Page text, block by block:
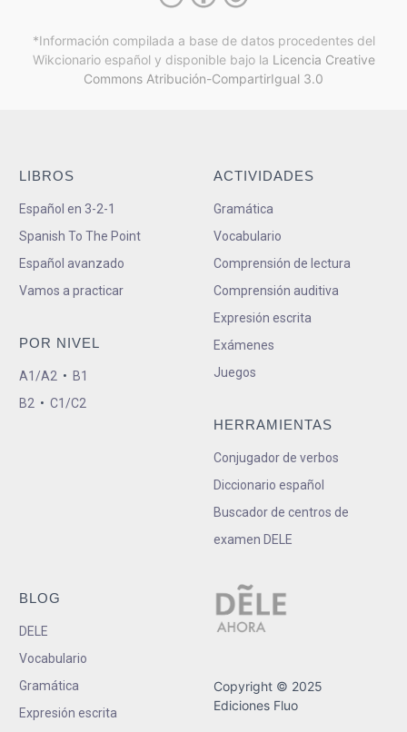
*Información compilada a base de datos procedentes del
Wikcionario español y disponible bajo la Licencia Creative
Commons Atribución-CompartirIgual 3.0
LIBROS
Español en 3-2-1
Spanish To The Point
Español avanzado
Vamos a practicar
POR NIVEL
A1/A2 • B1
B2 • C1/C2
ACTIVIDADES
Gramática
Vocabulario
Comprensión de lectura
Comprensión auditiva
Expresión escrita
Exámenes
Juegos
HERRAMIENTAS
Conjugador de verbos
Diccionario español
Buscador de centros de
examen DELE
BLOG
DELE
Vocabulario
Gramática
Expresión escrita
Copyright © 2025
Ediciones Fluo